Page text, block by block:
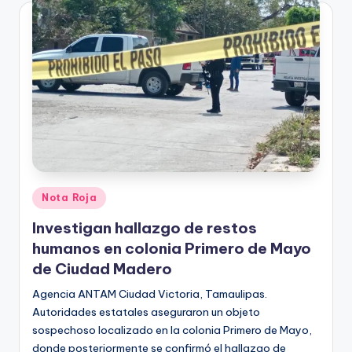
Publicado
en
Nota Roja
Investigan hallazgo de restos
humanos en colonia Primero de Mayo
de Ciudad Madero
Agencia ANTAM Ciudad Victoria, Tamaulipas.
Autoridades estatales aseguraron un objeto
sospechoso localizado en la colonia Primero de Mayo,
donde posteriormente se confirmó el hallazgo de